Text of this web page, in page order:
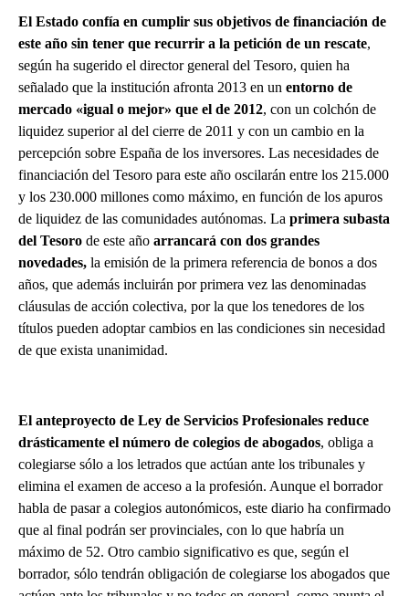
El Estado confía en cumplir sus objetivos de financiación de
este año sin tener que recurrir a la petición de un rescate,
según ha sugerido el director general del Tesoro, quien ha
señalado que la institución afronta 2013 en un entorno de
mercado «igual o mejor» que el de 2012, con un colchón de
liquidez superior al del cierre de 2011 y con un cambio en la
percepción sobre España de los inversores. Las necesidades de
financiación del Tesoro para este año oscilarán entre los 215.000
y los 230.000 millones como máximo, en función de los apuros
de liquidez de las comunidades autónomas. La primera subasta
del Tesoro de este año arrancará con dos grandes
novedades, la emisión de la primera referencia de bonos a dos
años, que además incluirán por primera vez las denominadas
cláusulas de acción colectiva, por la que los tenedores de los
títulos pueden adoptar cambios en las condiciones sin necesidad
de que exista unanimidad.
El anteproyecto de Ley de Servicios Profesionales reduce
drásticamente el número de colegios de abogados, obliga a
colegiarse sólo a los letrados que actúan ante los tribunales y
elimina el examen de acceso a la profesión. Aunque el borrador
habla de pasar a colegios autonómicos, este diario ha confirmado
que al final podrán ser provinciales, con lo que habría un
máximo de 52. Otro cambio significativo es que, según el
borrador, sólo tendrán obligación de colegiarse los abogados que